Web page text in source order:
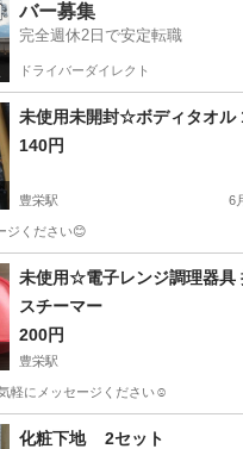
バー募集
完全週休2日で安定転職
ドライバーダイレクト
未使用未開封☆ボディタオル
140円
豊栄駅 6
ジください😊
豊栄駅 家庭用品 タオル
未使用☆電子レンジ調理器具
スチーマー
200円
豊栄駅
軽にメッセージください☺️
豊栄駅 調理器具
化粧下地 2セット